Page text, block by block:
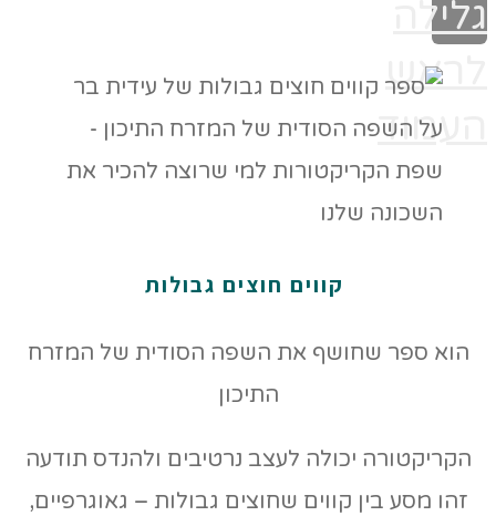
גלילה
לראש
העמוד
קווים חוצים גבולות
הוא ספר שחושף את השפה הסודית של המזרח
התיכון
הקריקטורה יכולה לעצב נרטיבים ולהנדס תודעה
זהו מסע בין קווים שחוצים גבולות – גאוגרפיים,